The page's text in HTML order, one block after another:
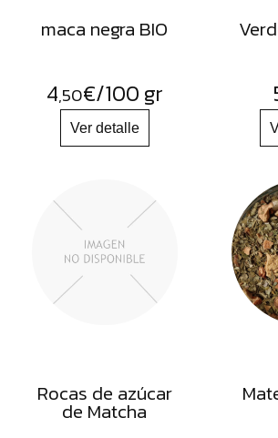
maca negra BIO
4,50€/100 gr
Rocas de azúcar
de Matcha